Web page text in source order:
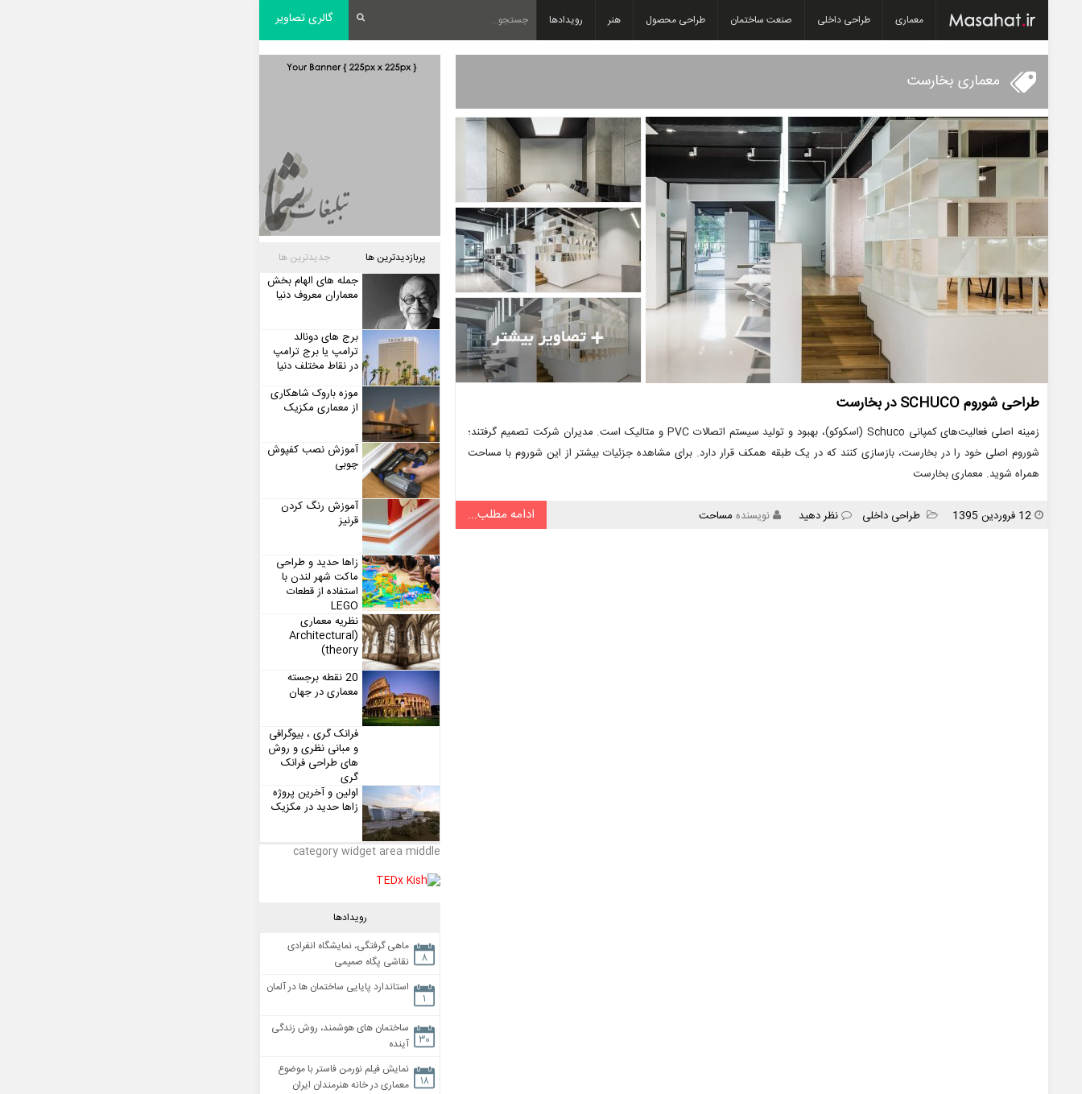
معماری طراحی داخلی صنعت ساختمان طراحی محصول هنر رویدادها گالری تصاویر
معماری بخارست
طراحی شوروم SCHUCO در بخارست
زمینه اصلی فعالیت‌های کمپانی Schuco (اسکوکو)، بهبود و تولید سیستم اتصالات PVC و متالیک است. مدیران شرکت تصمیم گرفتند؛
شوروم اصلی خود را در بخارست، بازسازی کنند که در یک طبقه همکف قرار دارد. برای مشاهده جزئیات بیشتر از این شوروم با مساحت
همراه شوید. معماری بخارست
انتشار
12 فروردین 1395
دسته
طراحی داخلی نظر دهید نویسنده مساحت ادامه مطلب...
پربازدیدترین ها جدیدترین ها
جمله های الهام بخش
معماران معروف دنیا
برج های دونالد
ترامپ یا برج ترامپ
در نقاط مختلف دنیا
موزه باروک شاهکاری
از معماری مکزیک
آموزش نصب کفپوش
چوبی
آموزش رنگ کردن
قرنیز
زاها حدید و طراحی
ماکت شهر لندن با
استفاده از قطعات
LEGO
نظریه معماری
(Architectural
theory)
20 نقطه برجسته
معماری در جهان
فرانک گری ، بیوگرافی
و مبانی نظری و روش
های طراحی فرانک
گری
اولین و آخرین پروژه
زاها حدید در مکزیک
category widget area middle
رویدادها
۸
ماهی گرفتگی، نمایشگاه انفرادی
نقاشی پگاه صمیمی
۱
استاندارد پایایی ساختمان ها در آلمان
۳۰
ساختمان های هوشمند، روش زندگی
آینده
۱۸
نمایش فیلم نورمن فاستر با موضوع
معماری در خانه هنرمندان ایران